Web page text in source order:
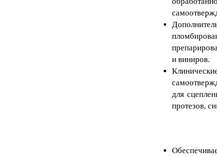
и виниров.
для
протезов,